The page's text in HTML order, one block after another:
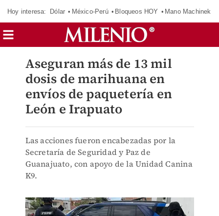
Hoy interesa: Dólar México-Perú Bloqueos HOY Mano Machinek
Aseguran más de 13 mil
dosis de marihuana en
envíos de paquetería en
León e Irapuato
Las acciones fueron encabezadas por la
Secretaría de Seguridad y Paz de
Guanajuato, con apoyo de la Unidad Canina
K9.